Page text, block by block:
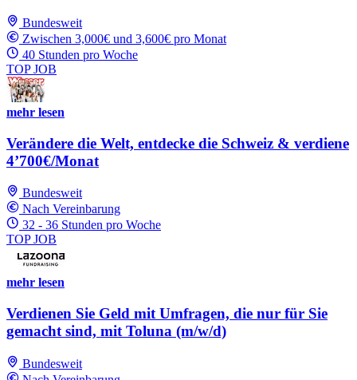
Bundesweit
Zwischen 3,000€ und 3,600€ pro Monat
40 Stunden pro Woche
TOP JOB
mehr lesen
Verändere die Welt, entdecke die Schweiz & verdiene
4’700€/Monat
Bundesweit
Nach Vereinbarung
32 - 36 Stunden pro Woche
TOP JOB
mehr lesen
Verdienen Sie Geld mit Umfragen, die nur für Sie
gemacht sind, mit Toluna (m/w/d)
Bundesweit